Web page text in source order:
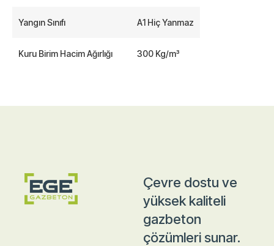
Yangın Sınıfı A1 Hiç Yanmaz
Kuru Birim Hacim Ağırlığı 300 Kg/m³
Çevre dostu ve
yüksek kaliteli
gazbeton
çözümleri sunar.